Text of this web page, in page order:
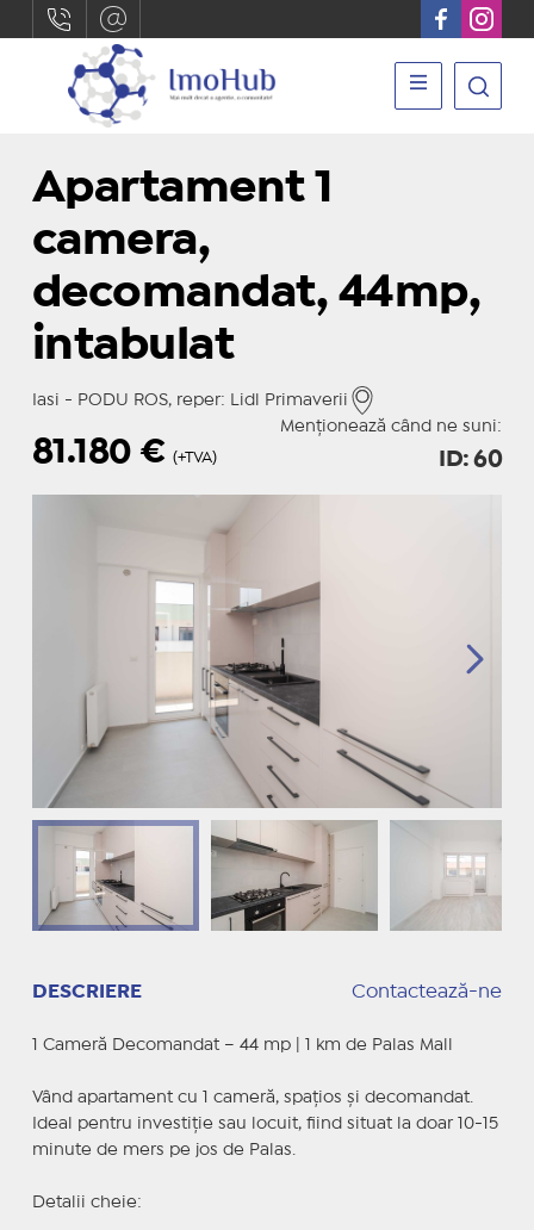
Apartament 1
camera,
decomandat, 44mp,
intabulat
Iasi - PODU ROS, reper: Lidl Primaverii
Menționează când ne suni:
81.180€ (+TVA) ID: 60
DESCRIERE Contactează-ne
1 Cameră Decomandat – 44 mp | 1 km de Palas Mall
Vând apartament cu 1 cameră, spațios și decomandat.
Ideal pentru investiție sau locuit, fiind situat la doar 10-15
minute de mers pe jos de Palas.
Detalii cheie: